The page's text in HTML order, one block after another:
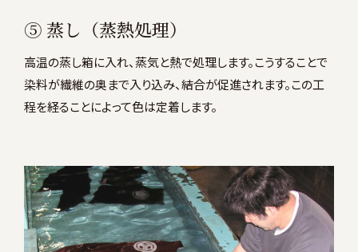
⑤ 蒸し（蒸熱処理）
高温の蒸し箱に入れ、蒸気と熱で処理します。こうすることで
染料が繊維の奥まで入り込み、結合が促進されます。この工
程を経ることによって色は定着します。